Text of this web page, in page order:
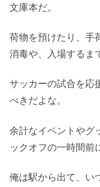
文庫本だ。
荷物を預けたり、手
消毒や、入場するま
サッカーの試合を応
べきだよな。
余計なイベントやグ
ックオフの一時間前
俺は駅から出て、い